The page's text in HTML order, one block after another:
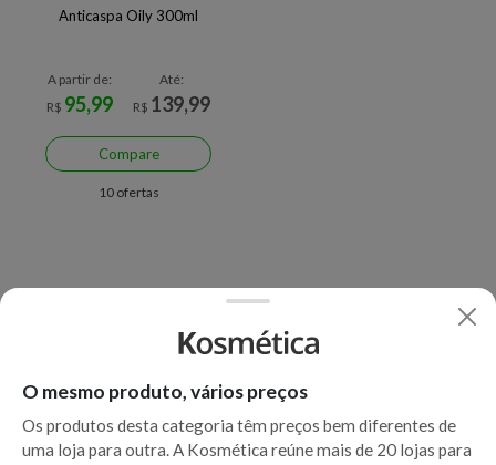
Anticaspa Oily 300ml
A partir de:
R$ 95,99
Até:
R$ 139,99
Compare
10 ofertas
O mesmo produto, vários preços
Os produtos desta categoria têm preços bem diferentes de
uma loja para outra. A Kosmética reúne mais de 20 lojas para